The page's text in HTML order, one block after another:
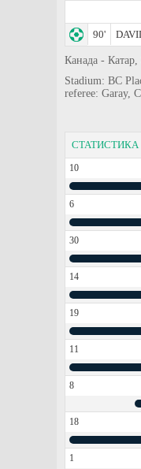
90'
Канада -
Stadium: BC
referee: Garay,
СТАТИСТИКА
10
6
30
14
19
11
8
18
1